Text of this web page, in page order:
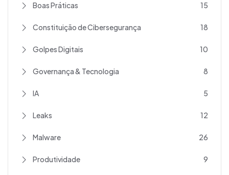
Boas Práticas 15
Constituição de Cibersegurança 18
Golpes Digitais 10
Governança & Tecnologia 8
IA 5
Leaks 12
Malware 26
Produtividade 9